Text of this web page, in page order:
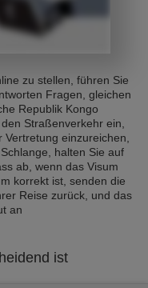
zu stellen, führen Sie
Fragen, gleichen
Republik Kongo
Straßenverkehr ein,
einzureichen,
halten Sie auf
ab, wenn das Visum
korrekt ist, senden die
Reise zurück, und das
an
ist